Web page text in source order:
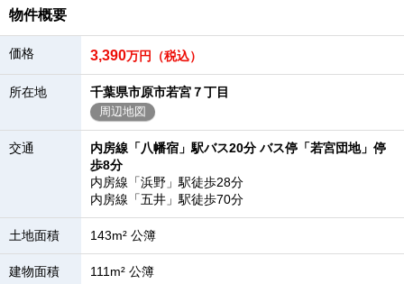
物件概要
価格 3,390万円（税込）
所在地 千葉県市原市若宮７丁目
周辺地図
交通
内房線「八幡宿」駅バス20分 バス停「若宮団地」停
歩8分
内房線「浜野」駅徒歩28分
内房線「五井」駅徒歩70分
土地面積 143m² 公簿
建物面積 111m² 公簿